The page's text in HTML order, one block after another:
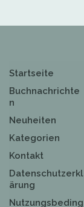
Startseite
Buchnachrichte
n
Neuheiten
Kategorien
Kontakt
Datenschutzerkl
ärung
Nutzungsbeding